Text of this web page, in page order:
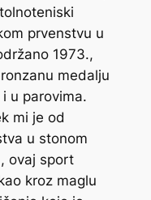
prvenstvu u
1973.,
medalju
u parovima.
mi je od
u stonom
ovaj sport
kroz maglu